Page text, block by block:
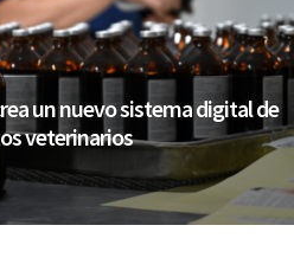
un nuevo sistema digital de
veterinarios